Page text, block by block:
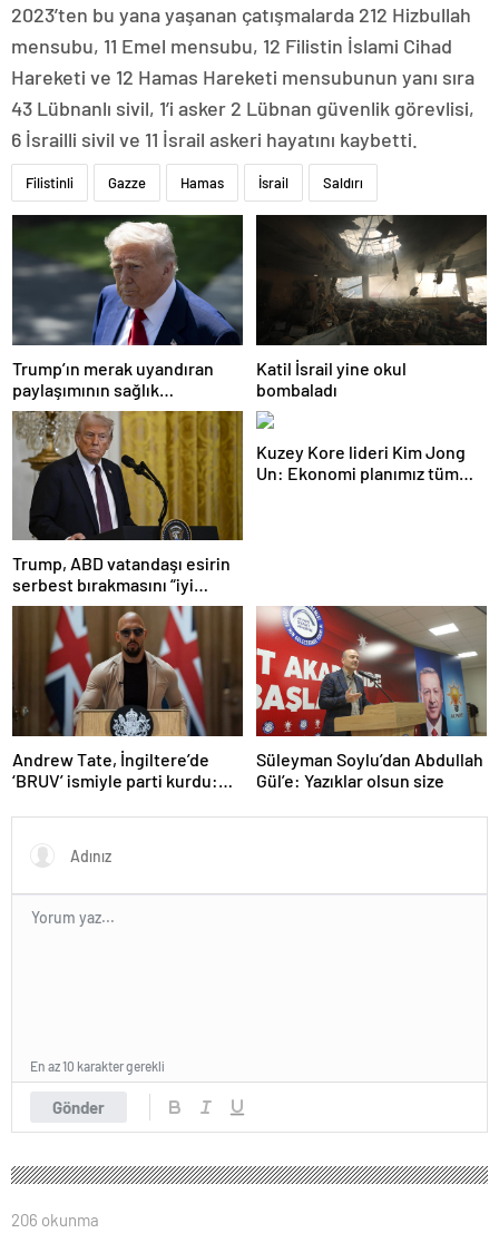
2023’ten bu yana yaşanan çatışmalarda 212 Hizbullah
mensubu, 11 Emel mensubu, 12 Filistin İslami Cihad
Hareketi ve 12 Hamas Hareketi mensubunun yanı sıra
43 Lübnanlı sivil, 1’i asker 2 Lübnan güvenlik görevlisi,
6 İsrailli sivil ve 11 İsrail askeri hayatını kaybetti.
Filistinli Gazze Hamas İsrail Saldırı
Trump’ın merak uyandıran
paylaşımının sağlık
sistemiyle ilgili kararname
olduğu anlaşıldı
Katil İsrail yine okul
bombaladı
Trump, ABD vatandaşı esirin
serbest bırakmasını “iyi
niyetle atılmış bir adım”
olarak değerlendirdi
Kuzey Kore lideri Kim Jong
Un: Ekonomi planımız tüm
Andrew Tate, İngiltere’de
‘BRUV’ ismiyle parti kurdu:
propagandasını
yasaklayacağız’
Süleyman Soylu’dan Abdullah
Gül’e: Yazıklar olsun size
Gönder
En az 10 karakter gerekli
206 okunma